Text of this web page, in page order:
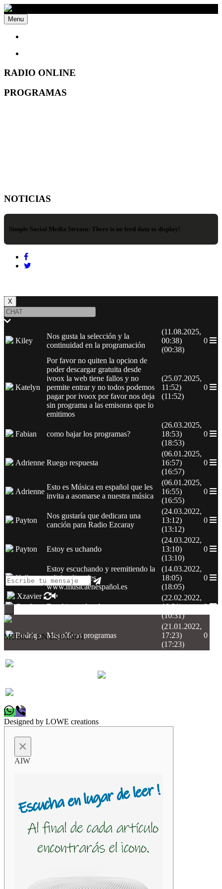
Menu
RADIO ONLINE
PROGRAMAS
NOTICIAS
Simple Social Media Stream: There is no feed data to display!
X
Kiley
Nos gusta la selección y la
continuidad en la programación
(11.08.2025,
00:38)
(00:38)
0
Katelyn
Por favor no quiten la opcion de
poder descargar gratuita desde
ivoox la web tiene fallos y no
permite entrar y no todos podemos
pagar por ivoox por favor nos deja
sin programa a las emisoras que lo
emitimos
(25.07.2025,
11:52)
(11:52)
0
Fabian como bajar los programas?
(26.03.2025,
18:53)
(18:53)
0
Adrienne Ruego respuesta
(06.01.2025,
16:57)
(16:57)
0
Adrienne
Esto es Música en español que les
invita a asomarse a nuestra música
(06.01.2025,
16:55)
(16:55)
0
Payton
Nos gustaría que dedicara una
canción para Radio Ezcaray
(24.03.2022,
13:12)
(13:12)
0
Payton Estoy es uchando
(24.03.2022,
13:10)
(13:10)
0
Halle
Estoy escuchando y reemitiendo la
señal online des
www.musicaenespañol.es
(14.03.2022,
18:05)
(18:05)
0
Cayden Esta bien todo, ahora
(22.02.2022,
10:31)
(10:31)
0
Rodrigo Magníficos programas
(21.01.2022,
17:23)
(17:23)
0
Xzavier
MUSICA EN ESPAÑOL
Designed by LOWE creations
×
AIW